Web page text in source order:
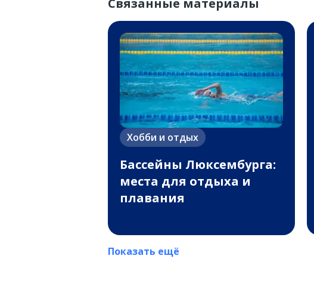
Связанные материалы
Хобби и отдых
Бассейны Люксембурга:
места для отдыха и
плавания
Показать ещё